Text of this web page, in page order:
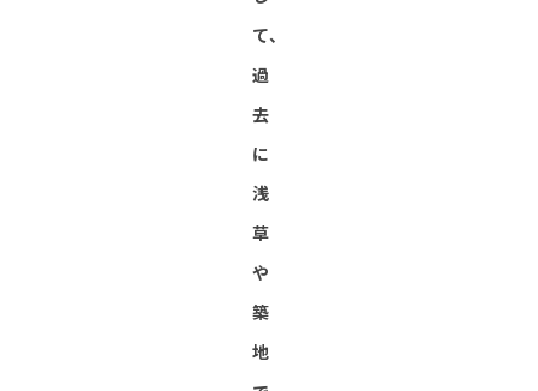
て、
過
去
に
浅
草
や
築
地